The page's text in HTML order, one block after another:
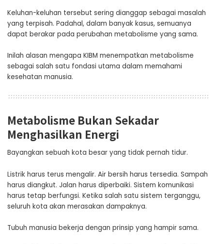
Keluhan-keluhan tersebut sering dianggap sebagai masalah
yang terpisah. Padahal, dalam banyak kasus, semuanya
dapat berakar pada perubahan metabolisme yang sama.
Inilah alasan mengapa KIBM menempatkan metabolisme
sebagai salah satu fondasi utama dalam memahami
kesehatan manusia.
Metabolisme Bukan Sekadar
Menghasilkan Energi
Bayangkan sebuah kota besar yang tidak pernah tidur.
Listrik harus terus mengalir. Air bersih harus tersedia. Sampah
harus diangkut. Jalan harus diperbaiki. Sistem komunikasi
harus tetap berfungsi. Ketika salah satu sistem terganggu,
seluruh kota akan merasakan dampaknya.
Tubuh manusia bekerja dengan prinsip yang hampir sama.